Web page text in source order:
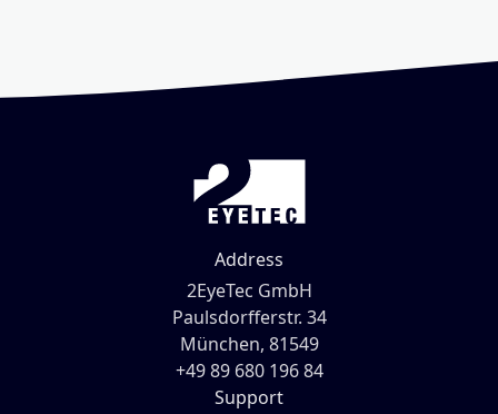
Address
2EyeTec GmbH
Paulsdorfferstr. 34
München, 81549
+49 89 680 196 84
Support